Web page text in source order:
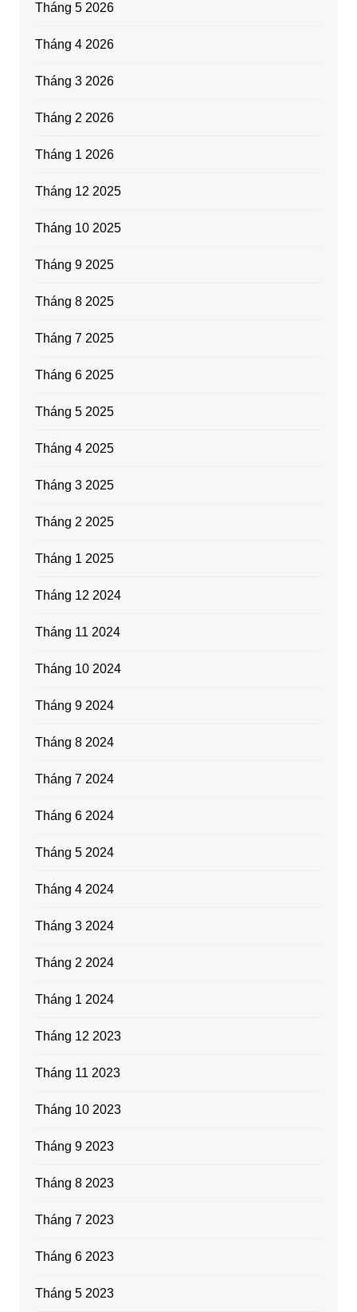
Tháng 5 2026
Tháng 4 2026
Tháng 3 2026
Tháng 2 2026
Tháng 1 2026
Tháng 12 2025
Tháng 10 2025
Tháng 9 2025
Tháng 8 2025
Tháng 7 2025
Tháng 6 2025
Tháng 5 2025
Tháng 4 2025
Tháng 3 2025
Tháng 2 2025
Tháng 1 2025
Tháng 12 2024
Tháng 11 2024
Tháng 10 2024
Tháng 9 2024
Tháng 8 2024
Tháng 7 2024
Tháng 6 2024
Tháng 5 2024
Tháng 4 2024
Tháng 3 2024
Tháng 2 2024
Tháng 1 2024
Tháng 12 2023
Tháng 11 2023
Tháng 10 2023
Tháng 9 2023
Tháng 8 2023
Tháng 7 2023
Tháng 6 2023
Tháng 5 2023